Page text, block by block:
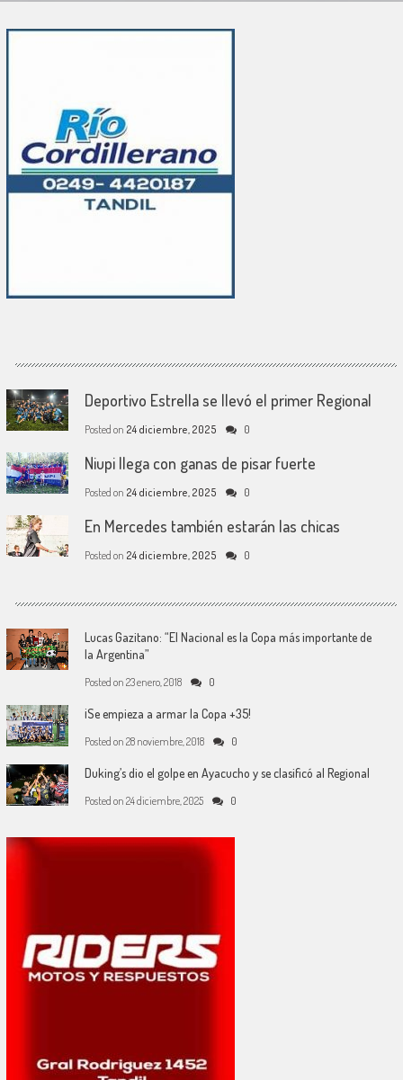
Deportivo Estrella se llevó el primer Regional
Posted on 24 diciembre, 2025 0
Niupi llega con ganas de pisar fuerte
Posted on 24 diciembre, 2025 0
En Mercedes también estarán las chicas
Posted on 24 diciembre, 2025 0
Lucas Gazitano: “El Nacional es la Copa más importante de
la Argentina”
Posted on 23 enero, 2018 0
¡Se empieza a armar la Copa +35!
Posted on 28 noviembre, 2018 0
Duking’s dio el golpe en Ayacucho y se clasificó al Regional
Posted on 24 diciembre, 2025 0